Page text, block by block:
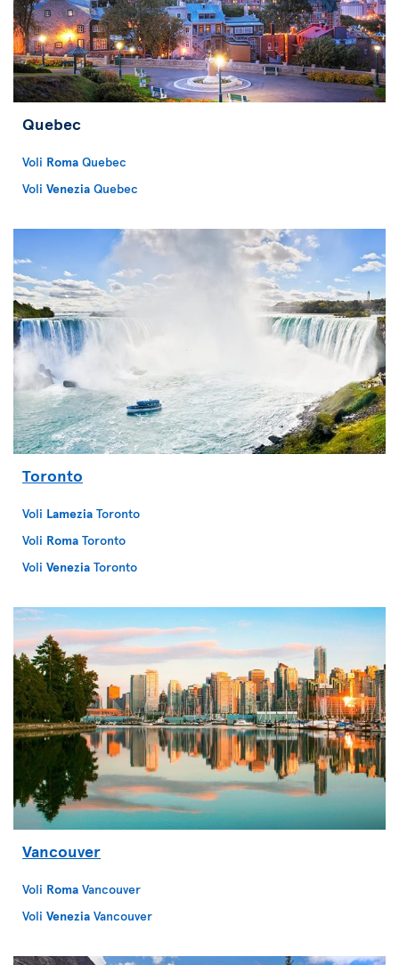
Quebec
Voli Roma Quebec
Voli Venezia Quebec
Toronto
Voli Lamezia Toronto
Voli Roma Toronto
Voli Venezia Toronto
Vancouver
Voli Roma Vancouver
Voli Venezia Vancouver